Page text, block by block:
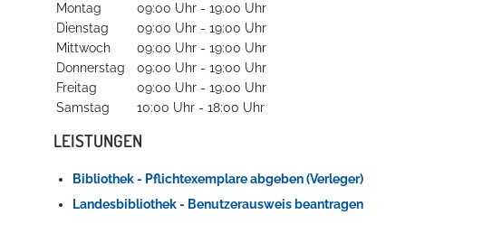
Montag 09:00 Uhr - 19:00 Uhr
Dienstag
09:00 Uhr - 19:00 Uhr
Mittwoch
09:00 Uhr - 19:00 Uhr
Donnerstag
09:00 Uhr - 19:00 Uhr
Freitag
09:00 Uhr - 19:00 Uhr
Samstag
10:00 Uhr - 18:00 Uhr
LEISTUNGEN
Bibliothek - Pflichtexemplare abgeben (Verleger)
Landesbibliothek - Benutzerausweis beantragen